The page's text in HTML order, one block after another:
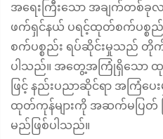
အရေးကြီးသော အချက်တစ်ခုလ
ဖက်ရှင်နယ် ပရင့်ထုတ်စက်ပစ္စည်း
စက်ပစ္စည်း ရပ်ဆိုင်းမှုသည်
ပါသည်။ အတွေ့အကြုံရှိသော
ဖြင့် နည်းပညာဆိုင်ရာ အကြံပေ
ထုတ်ကုန်များကို အဆက်မပြတ်
မည်ဖြစ်ပါသည်။